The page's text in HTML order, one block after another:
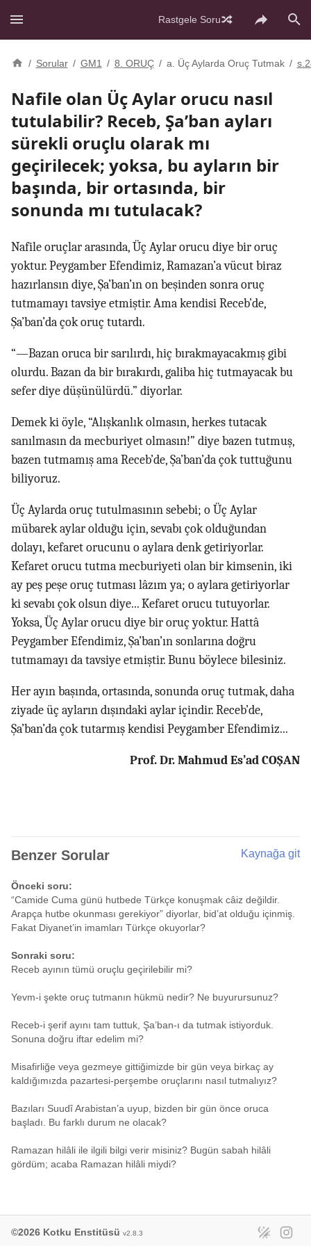
Rastgele Soru
/ Sorular / GM1 / 8. ORUÇ / a. Üç Aylarda Oruç Tutmak /
Nafile olan Üç Aylar orucu nasıl
tutulabilir? Receb, Şa’ban ayları
sürekli oruçlu olarak mı
geçirilecek; yoksa, bu ayların bir
başında, bir ortasında, bir
sonunda mı tutulacak?
Nafile oruçlar arasında, Üç Aylar orucu diye bir oruç
yoktur. Peygamber Efendimiz, Ramazan’a vücut biraz
hazırlansın diye, Şa’ban’ın on beşinden sonra oruç
tutmamayı tavsiye etmiştir. Ama kendisi Receb’de,
Şa’ban’da çok oruç tutardı.
“—Bazan oruca bir sarılırdı, hiç bırakmayacakmış gibi
olurdu. Bazan da bir bırakırdı, galiba hiç tutmayacak bu
sefer diye düşünülürdü.” diyorlar.
Demek ki öyle, “Alışkanlık olmasın, herkes tutacak
sanılmasın da mecburiyet olmasın!” diye bazen tutmuş,
bazen tutmamış ama Receb’de, Şa’ban’da çok tuttuğunu
biliyoruz.
Üç Aylarda oruç tutulmasının sebebi; o Üç Aylar
mübarek aylar olduğu için, sevabı çok olduğundan
dolayı, kefaret orucunu o aylara denk getiriyorlar.
Kefaret orucu tutma mecburiyeti olan bir kimsenin, iki
ay peş peşe oruç tutması lâzım ya; o aylara getiriyorlar
ki sevabı çok olsun diye... Kefaret orucu tutuyorlar.
Yoksa, Üç Aylar orucu diye bir oruç yoktur. Hattâ
Peygamber Efendimiz, Şa’ban’ın sonlarına doğru
tutmamayı da tavsiye etmiştir. Bunu böylece bilesiniz.
Her ayın başında, ortasında, sonunda oruç tutmak, daha
ziyade üç ayların dışındaki aylar içindir. Receb’de,
Şa’ban’da çok tutarmış kendisi Peygamber Efendimiz...
Prof. Dr. Mahmud Es’ad COŞAN
Benzer Sorular Kaynağa git
Önceki soru:
“Camide Cuma günü hutbede Türkçe konuşmak câiz değildir.
Arapça hutbe okunması gerekiyor” diyorlar, bid’at olduğu içinmiş.
Fakat Diyanet’in imamları Türkçe okuyorlar?
Sonraki soru:
Receb ayının tümü oruçlu geçirilebilir mi?
Yevm-i şekte oruç tutmanın hükmü nedir? Ne buyurursunuz?
Receb-i şerif ayını tam tuttuk, Şa’ban-ı da tutmak istiyorduk.
Sonuna doğru iftar edelim mi?
Misafirliğe veya gezmeye gittiğimizde bir gün veya birkaç ay
kaldığımızda pazartesi-perşembe oruçlarını nasıl tutmalıyız?
Bazıları Suudî Arabistan’a uyup, bizden bir gün önce oruca
başladı. Bu farklı durum ne olacak?
Ramazan hilâli ile ilgili bilgi verir misiniz? Bugün sabah hilâli
gördüm; acaba Ramazan hilâli miydi?
©2026 Kotku Enstitüsü v2.8.3